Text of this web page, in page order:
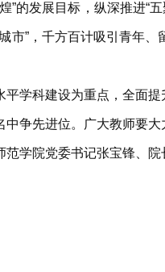
”的发展目标，纵深推进
市”，千方百计吸引青年
学科建设为重点，全面
争先进位。广大教师要
学院党委书记张宝锋、院